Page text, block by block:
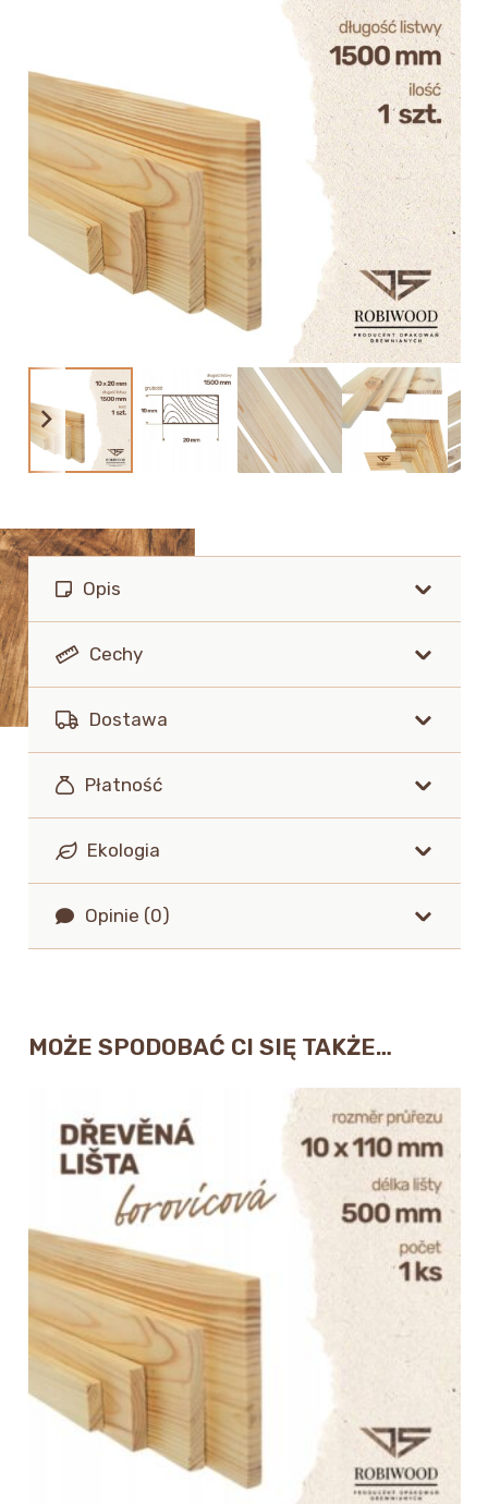
Opis
Cechy
Dostawa
Płatność
Ekologia
Opinie (0)
MOŻE SPODOBAĆ CI SIĘ TAKŻE…